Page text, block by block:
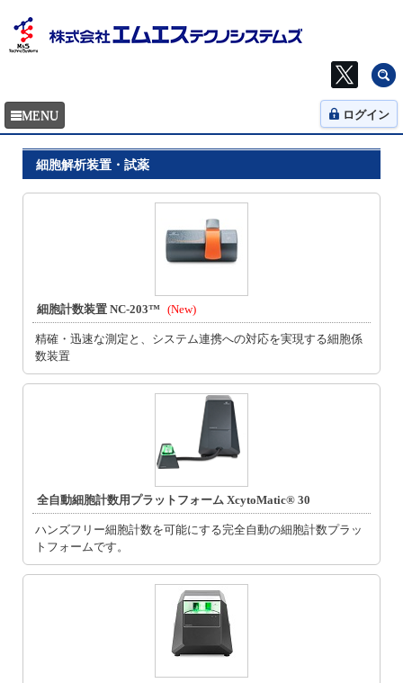
ログイン
細胞解析装置・試薬
細胞計数装置 NC-203™ (New)
精確・迅速な測定と、システム連携への対応を実現する細胞係
数装置
全自動細胞計数用プラットフォーム XcytoMatic® 30
ハンズフリー細胞計数を可能にする完全自動の細胞計数プラッ
トフォームです。